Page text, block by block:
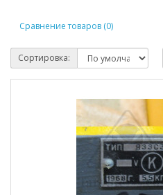
Сравнение товаров (0)
Сортировка: